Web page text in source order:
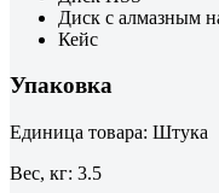
Диск с алмазным
Кейс
Упаковка
Единица товара: Штука
Вес, кг: 3.5